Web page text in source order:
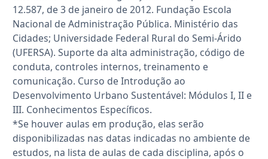
12.587, de 3 de janeiro de 2012. Fundação Escola
Nacional de Administração Pública. Ministério das
Cidades; Universidade Federal Rural do Semi-Árido
(UFERSA). Suporte da alta administração, código de
conduta, controles internos, treinamento e
comunicação. Curso de Introdução ao
Desenvolvimento Urbano Sustentável: Módulos I, II e
III. Conhecimentos Específicos.
*Se houver aulas em produção, elas serão
disponibilizadas nas datas indicadas no ambiente de
estudos, na lista de aulas de cada disciplina, após o